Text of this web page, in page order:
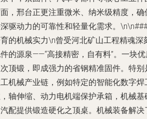
，邢台正更注重微米、纳米级精度，
驱动力的可靠性和轻量化需求。
的机械实力\n曾受河北矿山工程精魂深
的源泉——“高接精密，自有料”。一块
顶锻，即成强力的省钢精准固件。特
机械产业链，例如特定的智能化数字
轴伸缩、动力电机端保护承箱，机械
配提供锻造硬化之顶桌。机械装备解决